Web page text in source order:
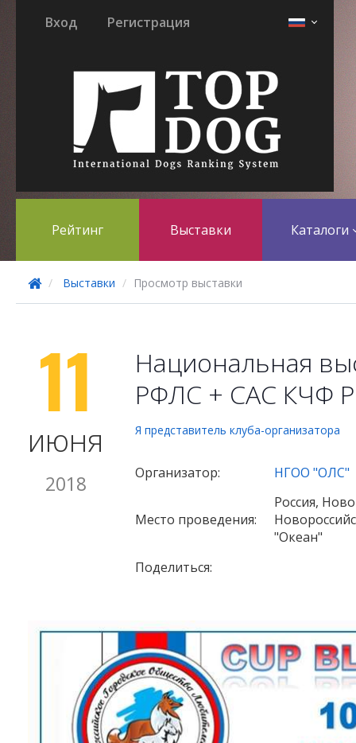
Вход Регистрация
Рейтинг Выставки Каталоги
Выставки Просмотр выставки
11
июня
2018
Национальная
РФЛС + САС КЧФ
Я представитель клуба-организатора
Организатор: НГОО "ОЛС"
Место проведения:
Россия,
"Океан"
Поделиться: